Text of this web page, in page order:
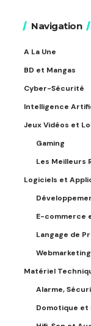
Navigation
A La Une
BD et Mangas
Cyber-Sécurité
Intelligence
Jeux Vidéos et
Gaming
Les Meilleurs
Logiciels et
E-commerce
Langage de
Matériel
Alarme,
Domotique et